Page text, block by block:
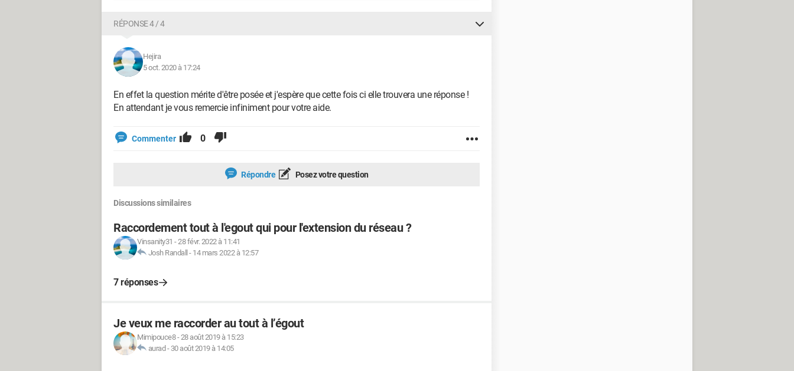
RÉPONSE 4 / 4
Hejira
5 oct. 2020 à 17:24
En effet la question mérite d'être posée et j'espère que cette fois ci elle trouvera une réponse !
En attendant je vous remercie infiniment pour votre aide.
Commenter 0
Répondre Posez votre question
Discussions similaires
Raccordement tout à l'egout qui pour l'extension du réseau ?
Vinsanity31 -28 févr. 2022 à 11:41
Josh Randall - 14 mars 2022 à 12:57
7 réponses
Je veux me raccorder au tout à l’égout
Mimipouce8-28 août 2019 à 15:23
aurad- 30 août 2019 à 14:05